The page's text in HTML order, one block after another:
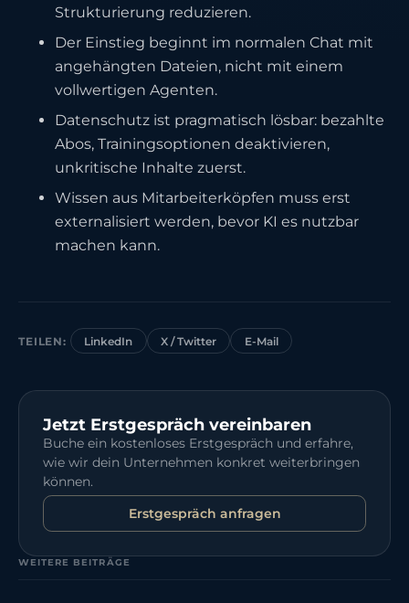
Strukturierung reduzieren.
Der Einstieg beginnt im normalen Chat mit
angehängten Dateien, nicht mit einem
vollwertigen Agenten.
Datenschutz ist pragmatisch lösbar: bezahlte
Abos, Trainingsoptionen deaktivieren,
unkritische Inhalte zuerst.
Wissen aus Mitarbeiterköpfen muss erst
externalisiert werden, bevor KI es nutzbar
machen kann.
TEILEN: LinkedIn X / Twitter E-Mail
Jetzt Erstgespräch vereinbaren
Buche ein kostenloses Erstgespräch und erfahre,
wie wir dein Unternehmen konkret weiterbringen
können.
Erstgespräch anfragen
WEITERE BEITRÄGE